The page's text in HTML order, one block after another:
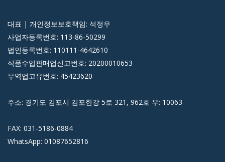
대표 | 개인정보보호책임: 석정우
사업자등록번호: 113-86-50299
법인등록번호: 110111-4642610
식품수입판매업신고번호: 20200010653
무역업고유번호: 45423620
주소: 경기도 김포시 김포한강 5로 321, 962호 우: 10063
FAX: 031-5186-0884
WhatsApp: 01087652816